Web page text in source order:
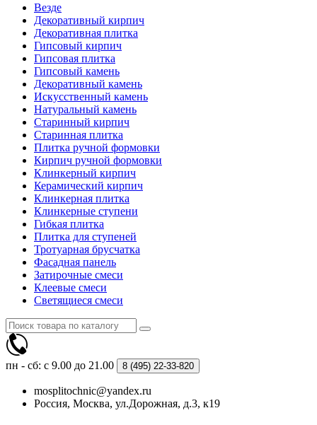
Везде
Декоративный кирпич
Декоративная плитка
Гипсовый кирпич
Гипсовая плитка
Гипсовый камень
Декоративный камень
Искусственный камень
Натуральный камень
Старинный кирпич
Старинная плитка
Плитка ручной формовки
Кирпич ручной формовки
Клинкерный кирпич
Керамический кирпич
Клинкерная плитка
Клинкерные ступени
Гибкая плитка
Плитка для ступеней
Тротуарная брусчатка
Фасадная панель
Затирочные смеси
Клеевые смеси
Светящиеся смеси
пн - сб: с 9.00 до 21.00 8 (495) 22-33-820
mosplitochnic@yandex.ru
Россия, Москва, ул.Дорожная, д.3, к19